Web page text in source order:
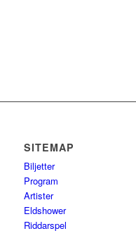
SITEMAP
Biljetter
Program
Artister
Eldshower
Riddarspel